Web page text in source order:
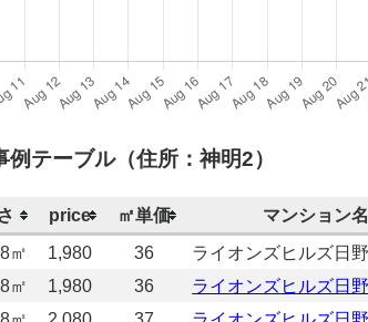
例テーブル（住所：神明2）
price ㎡単価 マンション名
㎡ 1,980 36 ライオンズヒルズ日
㎡ 1,980 36 ライオンズヒルズ日